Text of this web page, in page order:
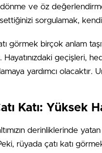
ve öz
sorgulamak,
görmek birçok anlam
Hayatınızdaki geçişleri,
yardımcı
Katı: Yüksek
derinliklerinde
Peki, rüyada çatı katı